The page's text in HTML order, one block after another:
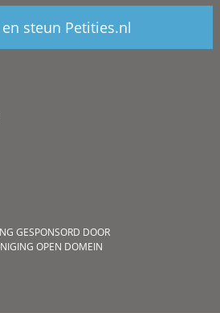
steun Petities.nl
GESPONSORD DOOR
OPEN DOMEIN